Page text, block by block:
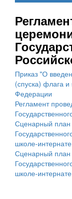
Приказ "О
(спуска) флага
Федерации
Регламент
Сценарный план
школе-
Сценарный план
школе-